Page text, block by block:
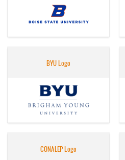
BYU Logo
CONALEP Logo